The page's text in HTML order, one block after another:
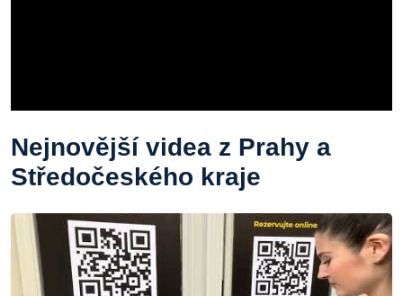
Nejnovější videa z Prahy a
Středočeského kraje